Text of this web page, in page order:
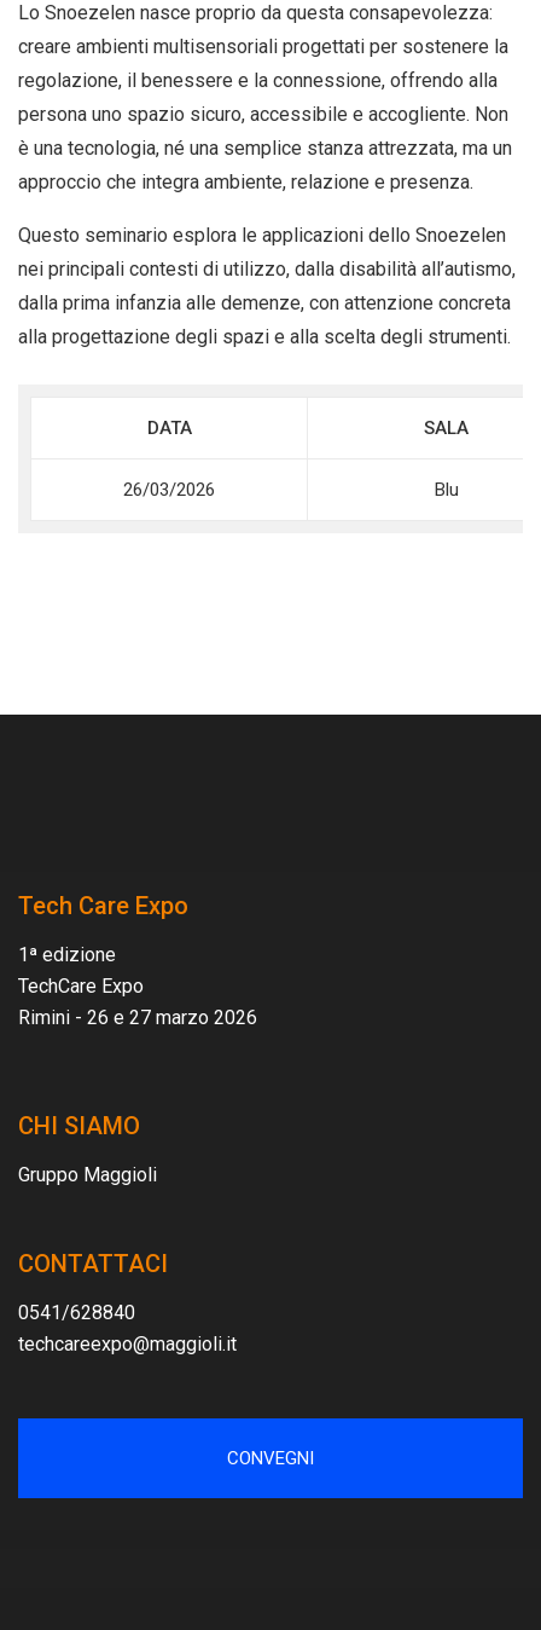
Lo Snoezelen nasce proprio da questa consapevolezza:
creare ambienti multisensoriali progettati per sostenere la
regolazione, il benessere e la connessione, offrendo alla
persona uno spazio sicuro, accessibile e accogliente. Non
è una tecnologia, né una semplice stanza attrezzata, ma un
approccio che integra ambiente, relazione e presenza.
Questo seminario esplora le applicazioni dello Snoezelen
nei principali contesti di utilizzo, dalla disabilità all’autismo,
dalla prima infanzia alle demenze, con attenzione concreta
alla progettazione degli spazi e alla scelta degli strumenti.
DATA SALA
26/03/2026 Blu
Tech Care Expo
1ª edizione
TechCare Expo
Rimini - 26 e 27 marzo 2026
CHI SIAMO
Gruppo Maggioli
CONTATTACI
0541/628840
techcareexpo@maggioli.it
CONVEGNI